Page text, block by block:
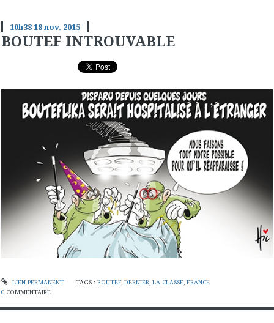
10h3818nov. 2015
BOUTEF INTROUVABLE
LIEN PERMANENT TAGS : BOUTEF, DERNIER, LA CLASSE, FRANCE
0 COMMENTAIRE